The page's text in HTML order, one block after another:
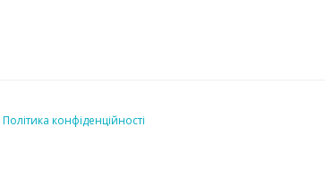
Політика конфіденційності